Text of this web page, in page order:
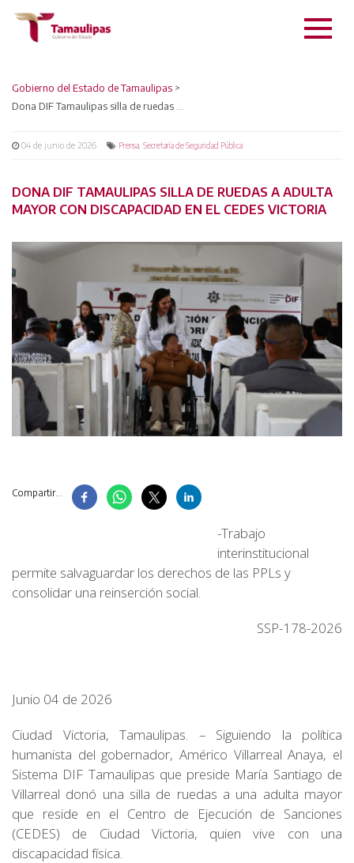
Gobierno del Estado de Tamaulipas >
04 de junio de 2026 Prensa Secretaría de Seguridad Pública
DONA DIF TAMAULIPAS SILLA DE RUEDAS A ADULTA
MAYOR CON DISCAPACIDAD EN EL CEDES VICTORIA
Compartir...
-Trabajo
interinstitucional
permite salvaguardar los derechos de las PPLs y
consolidar una reinserción social.
SSP-178-2026
Junio 04 de 2026
Ciudad Victoria, Tamaulipas. – Siguiendo la política
humanista del gobernador, Américo Villarreal Anaya, el
Sistema DIF Tamaulipas que preside María Santiago de
Villarreal donó una silla de ruedas a una adulta mayor
que reside en el Centro de Ejecución de Sanciones
(CEDES) de Ciudad Victoria, quien vive con una
discapacidad física.